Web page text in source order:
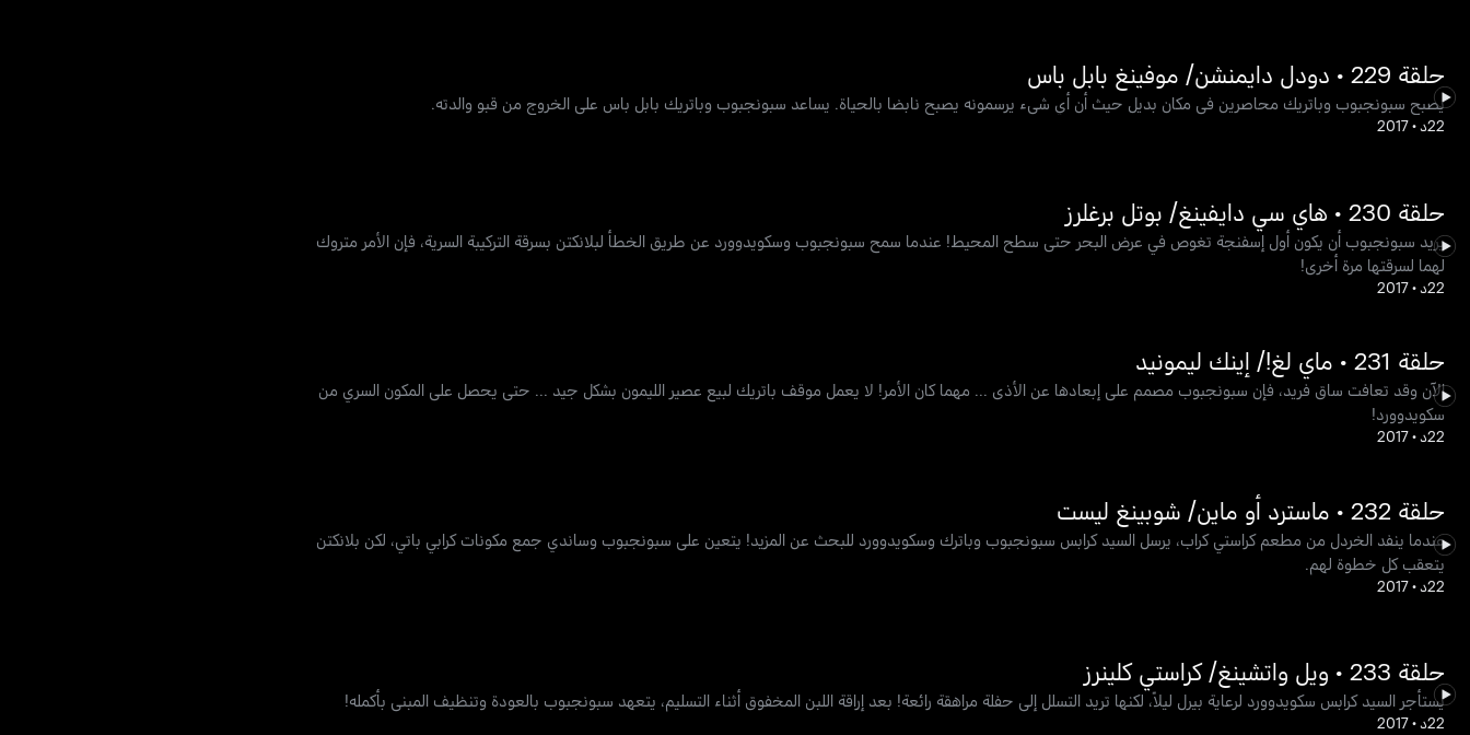
حلقة 229 • دودل دايمنشن/ موفينغ بابل باس
يصبح سبونجبوب وباتريك محاصرين في مكان بديل حيث أن أي شيء يرسمونه يصبح نابضا بالحياة. يساعد سبونجبوب وباتريك بابل باس على الخروج من قبو والدته.
22د •
2017
حلقة 230 • هاي سي دايفينغ/ بوتل برغلرز
يريد سبونجبوب أن يكون أول إسفنجة تغوص في عرض البحر حتى سطح المحيط! عندما سمح سبونجبوب وسكويدوورد عن طريق الخطأ لبلانكتن بسرقة التركيبة السرية، فإن الأمر متروك
لهما لسرقتها مرة أخرى!
22د •
2017
حلقة 231 • ماي لغ!/ إينك ليمونيد
الآن وقد تعافت ساق فريد، فإن سبونجبوب مصمم على إبعادها عن الأذى ... مهما كان الأمر! لا يعمل موقف باتريك لبيع عصير الليمون بشكل جيد ... حتى يحصل على المكون السري من
سكويدوورد!
22د •
2017
حلقة 232 • ماسترد أو ماين/ شوبينغ ليست
عندما ينفد الخردل من مطعم كراستي كراب، يرسل السيد كرابس سبونجبوب وباترك وسكويدوورد للبحث عن المزيد! يتعين على سبونجبوب وساندي جمع مكونات كرابي باتي، لكن بلانكتن
يتعقب كل خطوة لهم.
22د •
2017
حلقة 233 • ويل واتشينغ/ كراستي كلينرز
يستأجر السيد كرابس سكويدوورد لرعاية بيرل ليلاً، لكنها تريد التسلل إلى حفلة مراهقة رائعة! بعد إراقة اللبن المخفوق أثناء التسليم، يتعهد سبونجبوب بالعودة وتنظيف المبنى بأكمله!
22د •
2017